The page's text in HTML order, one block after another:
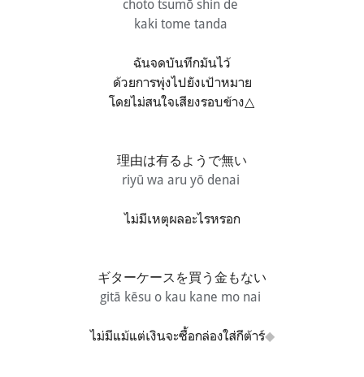
choto tsumō shin de
kaki tome tanda
ฉันจดบันทึกมันไว้
ด้วยการพุ่งไปยังเป้าหมาย
โดยไม่สนใจเสียงรอบข้าง△
理由は有るようで無い
riyū wa aru yō denai
ไม่มีเหตุผลอะไรหรอก
ギターケースを買う金もない
gitā kēsu o kau kane mo nai
ไม่มีแม้แต่เงินจะซื้อกล่องใส่กีต้าร์◆